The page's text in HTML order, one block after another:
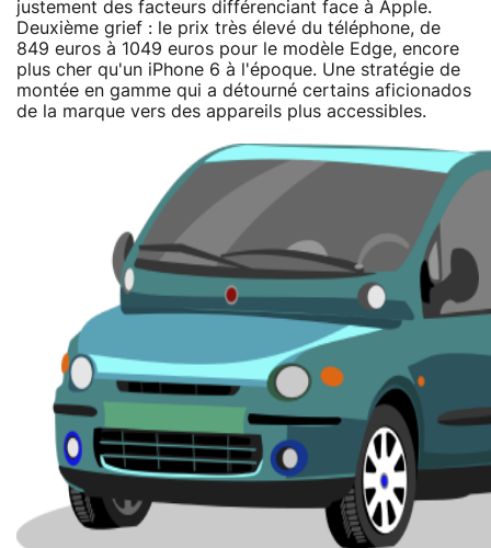
justement des facteurs différenciant face à Apple.
Deuxième grief : le prix très élevé du téléphone, de
849 euros à 1049 euros pour le modèle Edge, encore
plus cher qu'un iPhone 6 à l'époque. Une stratégie de
montée en gamme qui a détourné certains aficionados
de la marque vers des appareils plus accessibles.